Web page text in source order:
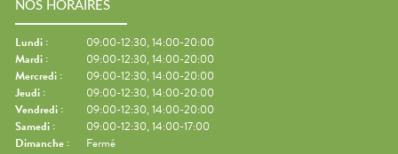
NOS HORAIRES
Lundi :
09:00-12:30, 14:00-20:00
Mardi :
09:00-12:30, 14:00-20:00
Mercredi :
09:00-12:30, 14:00-20:00
Jeudi :
09:00-12:30, 14:00-20:00
Vendredi :
09:00-12:30, 14:00-20:00
Samedi :
09:00-12:30, 14:00-17:00
Dimanche : Fermé